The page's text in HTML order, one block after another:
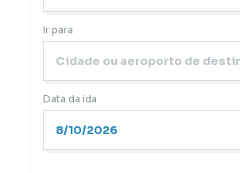
Ir para
Data da ida